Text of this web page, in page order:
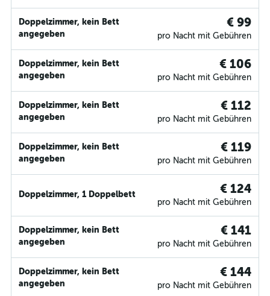
Doppelzimmer, kein Bett
angegeben
€ 99
pro Nacht mit Gebühren
Doppelzimmer, kein Bett
angegeben
€ 106
pro Nacht mit Gebühren
Doppelzimmer, kein Bett
angegeben
€ 112
pro Nacht mit Gebühren
Doppelzimmer, kein Bett
angegeben
€ 119
pro Nacht mit Gebühren
Doppelzimmer, 1 Doppelbett € 124
pro Nacht mit Gebühren
Doppelzimmer, kein Bett
angegeben
€ 141
pro Nacht mit Gebühren
Doppelzimmer, kein Bett
angegeben
€ 144
pro Nacht mit Gebühren